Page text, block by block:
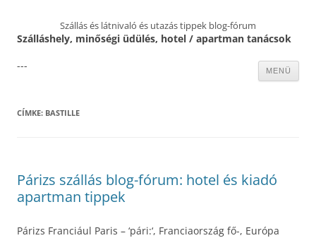
Szállás és látnivaló és utazás tippek blog-fórum
Szálláshely, minőségi üdülés, hotel / apartman tanácsok
MENÜ
---
CÍMKE: BASTILLE
Párizs szállás blog-fórum: hotel és kiadó
apartman tippek
Párizs Franciául Paris – ‘pári:‘, Franciaország fő-, Európa